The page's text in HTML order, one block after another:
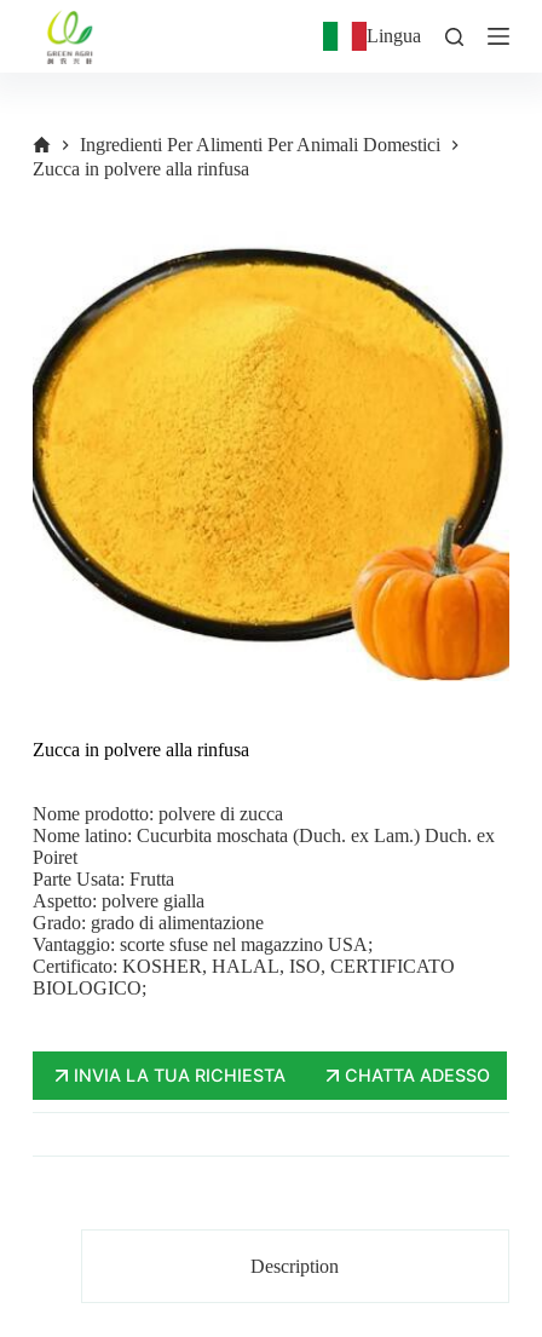
Lingua
Ingredienti Per Alimenti Per Animali Domestici
Zucca in polvere alla rinfusa
Zucca in polvere alla rinfusa
Nome prodotto: polvere di zucca
Nome latino: Cucurbita moschata (Duch. ex Lam.) Duch. ex
Poiret
Parte Usata: Frutta
Aspetto: polvere gialla
Grado: grado di alimentazione
Vantaggio: scorte sfuse nel magazzino USA;
Certificato: KOSHER, HALAL, ISO, CERTIFICATO
BIOLOGICO;
INVIA LA TUA RICHIESTA CHATTA ADESSO
Description